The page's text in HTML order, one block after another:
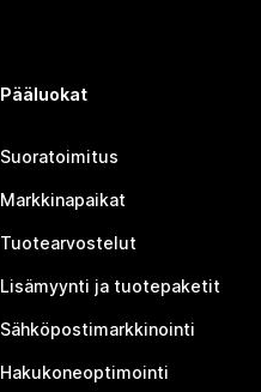
Pääluokat
Suoratoimitus
Markkinapaikat
Tuotearvostelut
Lisämyynti ja tuotepaketit
Sähköpostimarkkinointi
Hakukoneoptimointi